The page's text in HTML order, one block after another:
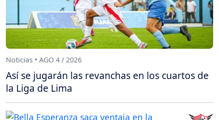
Noticias • AGO 4 / 2026
Así se jugarán las revanchas en los cuartos de
la Liga de Lima